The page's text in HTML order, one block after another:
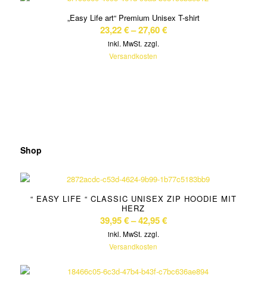
„Easy Life art“ Premium Unisex T-shirt
23,22€–27,60€
inkl. MwSt. zzgl.
Versandkosten
Shop
“ EASY LIFE “ CLASSIC UNISEX ZIP HOODIE MIT
HERZ
39,95€–42,95€
inkl. MwSt. zzgl.
Versandkosten